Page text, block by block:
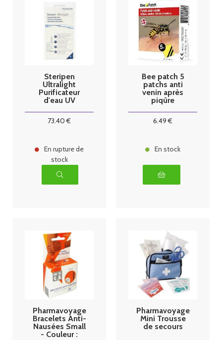
Steripen
Ultralight
Purificateur
d'eau UV
73.40 €
En rupture de
stock
Bee patch 5
patchs anti
venin après
piqûre
6.49 €
En stock
Pharmavoyage
Bracelets Anti-
Nausées Small
- Couleur :
Pharmavoyage
Mini Trousse
de secours